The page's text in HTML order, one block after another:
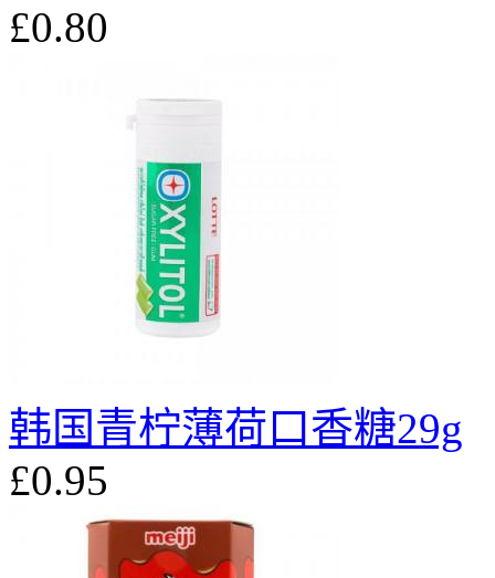
£0.80
韩国青柠薄荷口香糖29g
£0.95